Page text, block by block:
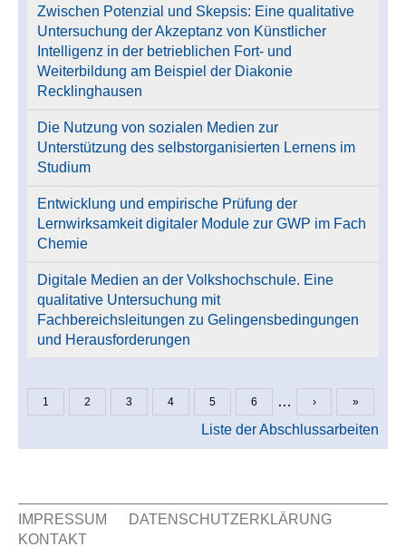
Zwischen Potenzial und Skepsis: Eine qualitative
Untersuchung der Akzeptanz von Künstlicher
Intelligenz in der betrieblichen Fort- und
Weiterbildung am Beispiel der Diakonie
Recklinghausen
Die Nutzung von sozialen Medien zur
Unterstützung des selbstorganisierten Lernens im
Studium
Entwicklung und empirische Prüfung der
Lernwirksamkeit digitaler Module zur GWP im Fach
Chemie
Digitale Medien an der Volkshochschule. Eine
qualitative Untersuchung mit
Fachbereichsleitungen zu Gelingensbedingungen
und Herausforderungen
Seiten
1 2 3 4 5 6 … › »
Liste der Abschlussarbeiten
IMPRESSUM
DATENSCHUTZERKLÄRUNG
KONTAKT